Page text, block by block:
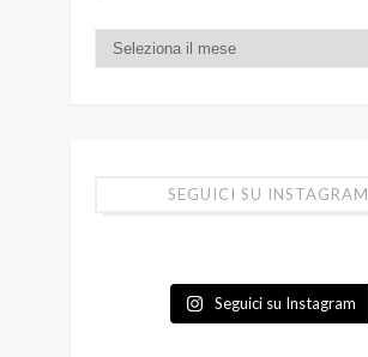
SEGUICI SU INSTAGRAM
Seguici su Instagram